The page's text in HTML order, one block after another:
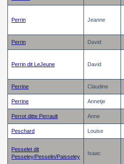
Perrin Jeanne
Perrin David
Perrin dit LeJeune David
Perrine Claudine
Perrine Annetje
Perrot ditte Perrault Anne
Peschard Louise
Pesselet dit
Pesseley/Pesselin/Paisseley
Isaac